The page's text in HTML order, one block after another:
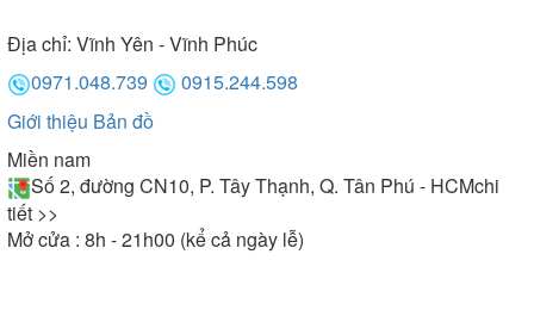
Địa chỉ: Vĩnh Yên - Vĩnh Phúc
0971.048.739
0915.244.598
Giới thiệu Bản đồ
Miền nam
Số 2, đường CN10, P. Tây Thạnh, Q. Tân Phú - HCMchi
tiết >>
Mở cửa : 8h - 21h00 (kể cả ngày lễ)